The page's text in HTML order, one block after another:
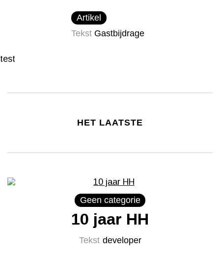
Artikel
Tekst Gastbijdrage
test
HET LAATSTE
Geen categorie
10 jaar HH
Tekst developer